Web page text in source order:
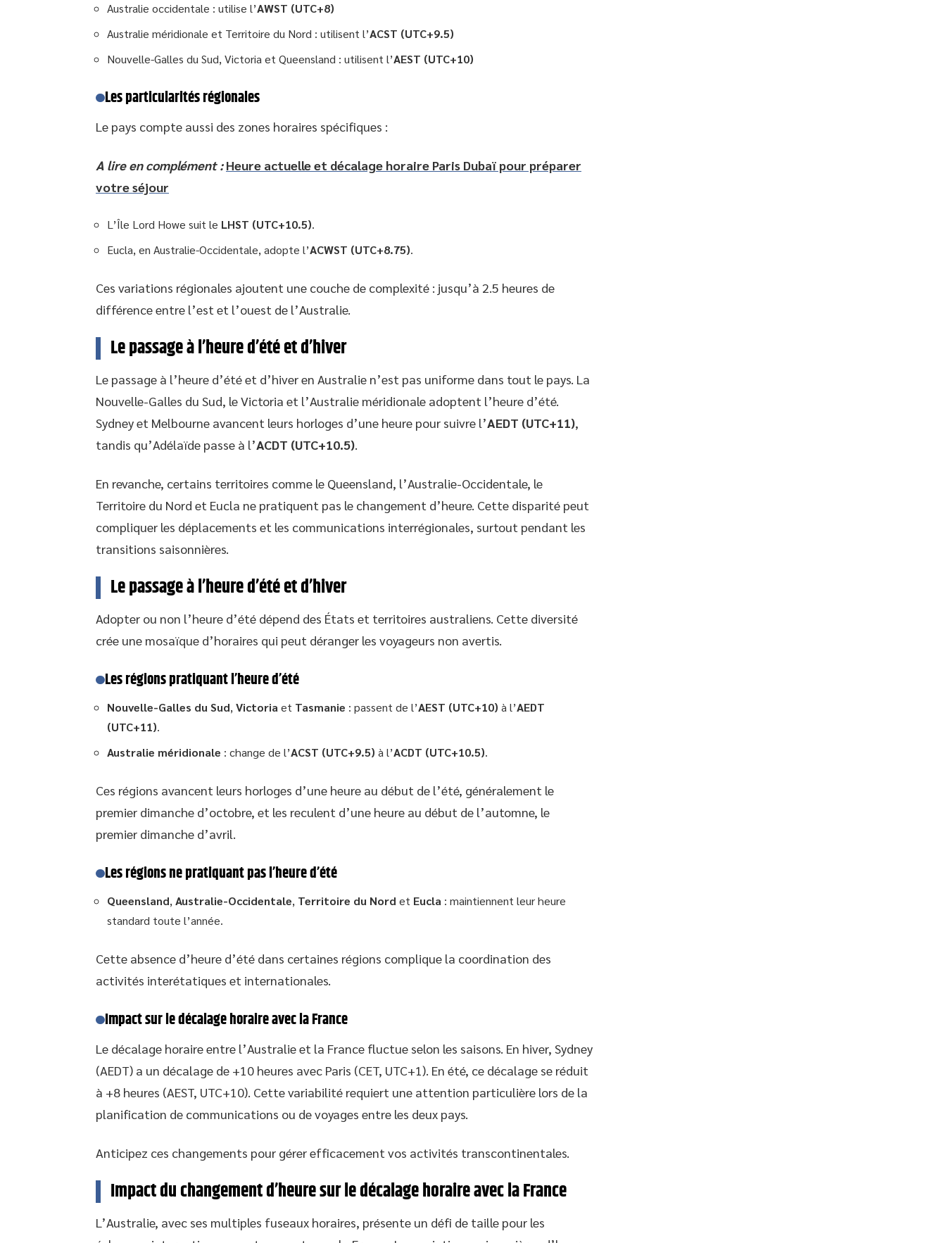
Australie occidentale : utilise l’AWST (UTC+8)
Australie méridionale et Territoire du Nord : utilisent l’ACST (UTC+9.5)
Nouvelle-Galles du Sud, Victoria et Queensland : utilisent l’AEST (UTC+10)
Les particularités régionales
Le pays compte aussi des zones horaires spécifiques :
A lire en complément : Heure actuelle et décalage horaire Paris Dubaï pour préparer
votre séjour
L’Île Lord Howe suit le LHST (UTC+10.5).
Eucla, en Australie-Occidentale, adopte l’ACWST (UTC+8.75).
Ces variations régionales ajoutent une couche de complexité : jusqu’à 2.5 heures de
différence entre l’est et l’ouest de l’Australie.
Le passage à l’heure d’été et d’hiver
Le passage à l’heure d’été et d’hiver en Australie n’est pas uniforme dans tout le pays. La
Nouvelle-Galles du Sud, le Victoria et l’Australie méridionale adoptent l’heure d’été.
Sydney et Melbourne avancent leurs horloges d’une heure pour suivre l’AEDT (UTC+11),
tandis qu’Adélaïde passe à l’ACDT (UTC+10.5).
En revanche, certains territoires comme le Queensland, l’Australie-Occidentale, le
Territoire du Nord et Eucla ne pratiquent pas le changement d’heure. Cette disparité peut
compliquer les déplacements et les communications interrégionales, surtout pendant les
transitions saisonnières.
Le passage à l’heure d’été et d’hiver
Adopter ou non l’heure d’été dépend des États et territoires australiens. Cette diversité
crée une mosaïque d’horaires qui peut déranger les voyageurs non avertis.
Les régions pratiquant l’heure d’été
Nouvelle-Galles du Sud, Victoria et Tasmanie : passent de l’AEST (UTC+10) à l’AEDT
(UTC+11).
Australie méridionale : change de l’ACST (UTC+9.5) à l’ACDT (UTC+10.5).
Ces régions avancent leurs horloges d’une heure au début de l’été, généralement le
premier dimanche d’octobre, et les reculent d’une heure au début de l’automne, le
premier dimanche d’avril.
Les régions ne pratiquant pas l’heure d’été
Queensland, Australie-Occidentale, Territoire du Nord et Eucla : maintiennent leur heure
standard toute l’année.
Cette absence d’heure d’été dans certaines régions complique la coordination des
activités interétatiques et internationales.
Impact sur le décalage horaire avec la France
Le décalage horaire entre l’Australie et la France fluctue selon les saisons. En hiver, Sydney
(AEDT) a un décalage de +10 heures avec Paris (CET, UTC+1). En été, ce décalage se réduit
à +8 heures (AEST, UTC+10). Cette variabilité requiert une attention particulière lors de la
planification de communications ou de voyages entre les deux pays.
Anticipez ces changements pour gérer efficacement vos activités transcontinentales.
Impact du changement d’heure sur le décalage horaire avec la France
L’Australie, avec ses multiples fuseaux horaires, présente un défi de taille pour les